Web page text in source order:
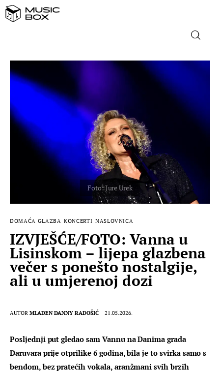
DOMAĆA GLAZBA
STRANA GLAZBA
FILM
MUSIC BOX
DOMAĆA GLAZBA KONCERTI NASLOVNICA
IZVJEŠĆE/FOTO: Vanna u
Lisinskom – lijepa glazbena
večer s ponešto nostalgije,
ali u umjerenoj dozi
AUTOR MLADEN DANNY RADOŠIĆ 21.05.2026.
Posljednji put gledao sam Vannu na Danima grada
Daruvara prije otprilike 6 godina, bila je to svirka samo s
bendom, bez pratećih vokala, aranžmani svih brzih